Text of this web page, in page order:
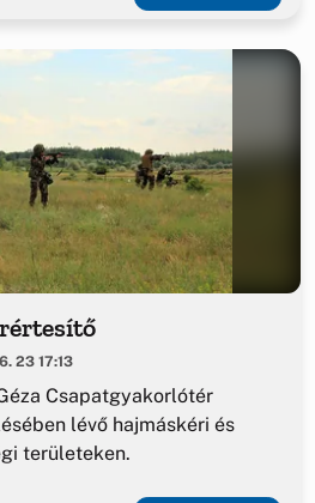
23 17:13
Csapatgyakorlótér
lévő hajmáskéri és
területeken.